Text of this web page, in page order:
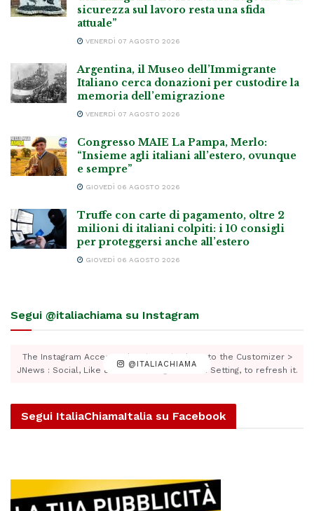
sicurezza sul lavoro resta una sfida
attuale”
VENERDÌ 07 AGOSTO 2026
Argentina, il Museo dell’Immigrante
Italiano cerca donazioni per custodire la
memoria dell’emigrazione
VENERDÌ 07 AGOSTO 2026
Congresso MAIE La Pampa, Merlo:
“Insieme agli italiani all’estero, ovunque
e sempre”
GIOVEDÌ 06 AGOSTO 2026
Truffe con carte di pagamento, oltre 2
milioni di italiani colpiti: i 10 consigli
per proteggersi anche all’estero
GIOVEDÌ 06 AGOSTO 2026
Segui @italiachiama su Instagram
@ITALIACHIAMA
The Instagram Access Token is expired, Go to the Customizer >
JNews : Social, Like & View > Instagram Feed Setting, to refresh it.
Segui ItaliaChiamaItalia su Facebook